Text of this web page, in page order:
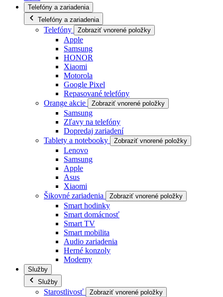
Telefóny a zariadenia
Telefóny a zariadenia
Telefóny Zobraziť vnorené položky
Apple
Samsung
HONOR
Xiaomi
Motorola
Google Pixel
Repasované telefóny
Orange akcie
Zobraziť vnorené položky
Samsung
Zľavy na telefóny
Dopredaj zariadení
Tablety a notebooky
Zobraziť vnorené položky
Lenovo
Samsung
Apple
Asus
Xiaomi
Šikovné zariadenia
Zobraziť vnorené položky
Smart hodinky
Smart domácnosť
Smart TV
Smart mobilita
Audio zariadenia
Herné konzoly
Modemy
Služby
Služby
Starostlivosť Zobraziť vnorené položky